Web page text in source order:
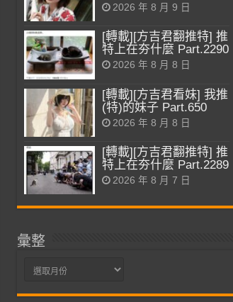
2026 年 8 月 9 日
[轉載][方吉君翻推特] 推
特上在夯什麼 Part.2290
2026 年 8 月 8 日
[轉載][方吉君看妹] 我推
(特)的妹子 Part.650
2026 年 8 月 8 日
[轉載][方吉君翻推特] 推
特上在夯什麼 Part.2289
2026 年 8 月 7 日
彙整
彙